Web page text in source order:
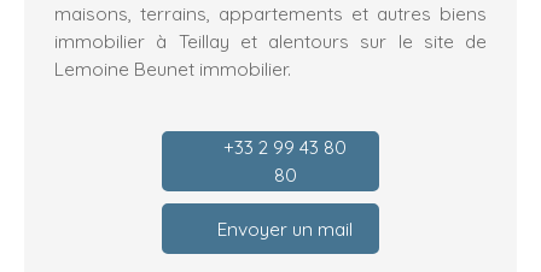
maisons, terrains, appartements et autres biens
immobilier à Teillay et alentours sur le site de
Lemoine Beunet immobilier.
+33 2 99 43 80
80
Envoyer un mail